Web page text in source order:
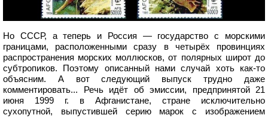
Но СССР, а теперь и Россия — государство с морскими
границами, расположенными сразу в четырёх провинциях
распространения морских моллюсков, от полярных широт до
субтропиков. Поэтому описанный нами случай хоть как-то
объясним. А вот следующий выпуск трудно даже
комментировать... Речь идёт об эмиссии, предпринятой 21
июня 1999 г. в Афганистане, стране исключительно
сухопутной, выпустившей серию марок с изображением